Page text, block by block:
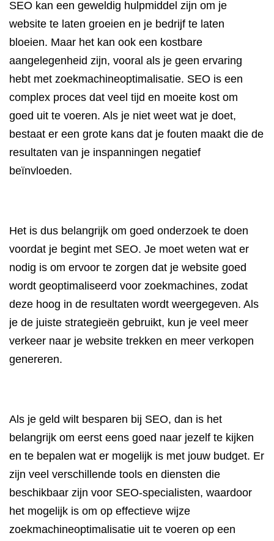
SEO kan een geweldig hulpmiddel zijn om je
website te laten groeien en je bedrijf te laten
bloeien. Maar het kan ook een kostbare
aangelegenheid zijn, vooral als je geen ervaring
hebt met zoekmachineoptimalisatie. SEO is een
complex proces dat veel tijd en moeite kost om
goed uit te voeren. Als je niet weet wat je doet,
bestaat er een grote kans dat je fouten maakt die de
resultaten van je inspanningen negatief
beïnvloeden.
Het is dus belangrijk om goed onderzoek te doen
voordat je begint met SEO. Je moet weten wat er
nodig is om ervoor te zorgen dat je website goed
wordt geoptimaliseerd voor zoekmachines, zodat
deze hoog in de resultaten wordt weergegeven. Als
je de juiste strategieën gebruikt, kun je veel meer
verkeer naar je website trekken en meer verkopen
genereren.
Als je geld wilt besparen bij SEO, dan is het
belangrijk om eerst eens goed naar jezelf te kijken
en te bepalen wat er mogelijk is met jouw budget. Er
zijn veel verschillende tools en diensten die
beschikbaar zijn voor SEO-specialisten, waardoor
het mogelijk is om op effectieve wijze
zoekmachineoptimalisatie uit te voeren op een